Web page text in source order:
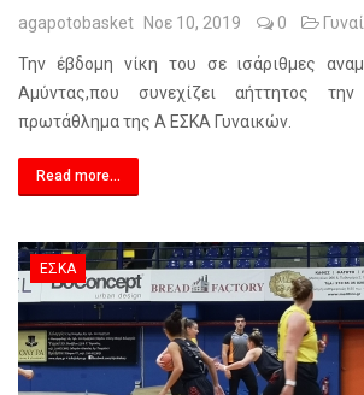
agapotobasket Νοε 10, 2019 0
Την έβδομη νίκη του σε ισάριθμες
Αμύντας,που συνεχίζει αήττητος
πρωτάθλημα της Α ΕΣΚΑ Γυναικών.
Read more...
ΕΣΚΑ